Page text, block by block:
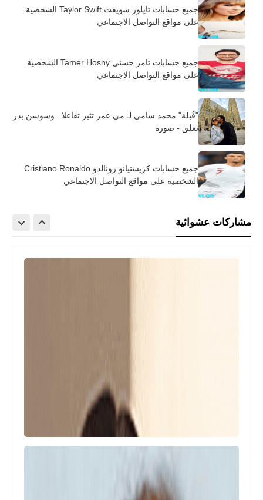
جميع حسابات تايلور سويفت Taylor Swift الشخصية
على مواقع التواصل الاجتماعي
جميع حسابات تامر حسني Tamer Hosny الشخصية
على مواقع التواصل الاجتماعي
"قُبلة" محمد سامي لـ مي عمر تثير تفاعلا.. وسوسن بدر
تعلق - صورة
جميع حسابات كريستيانو رونالدو Cristiano Ronaldo
الشخصية على مواقع التواصل الاجتماعي
مشاركات عشوائية